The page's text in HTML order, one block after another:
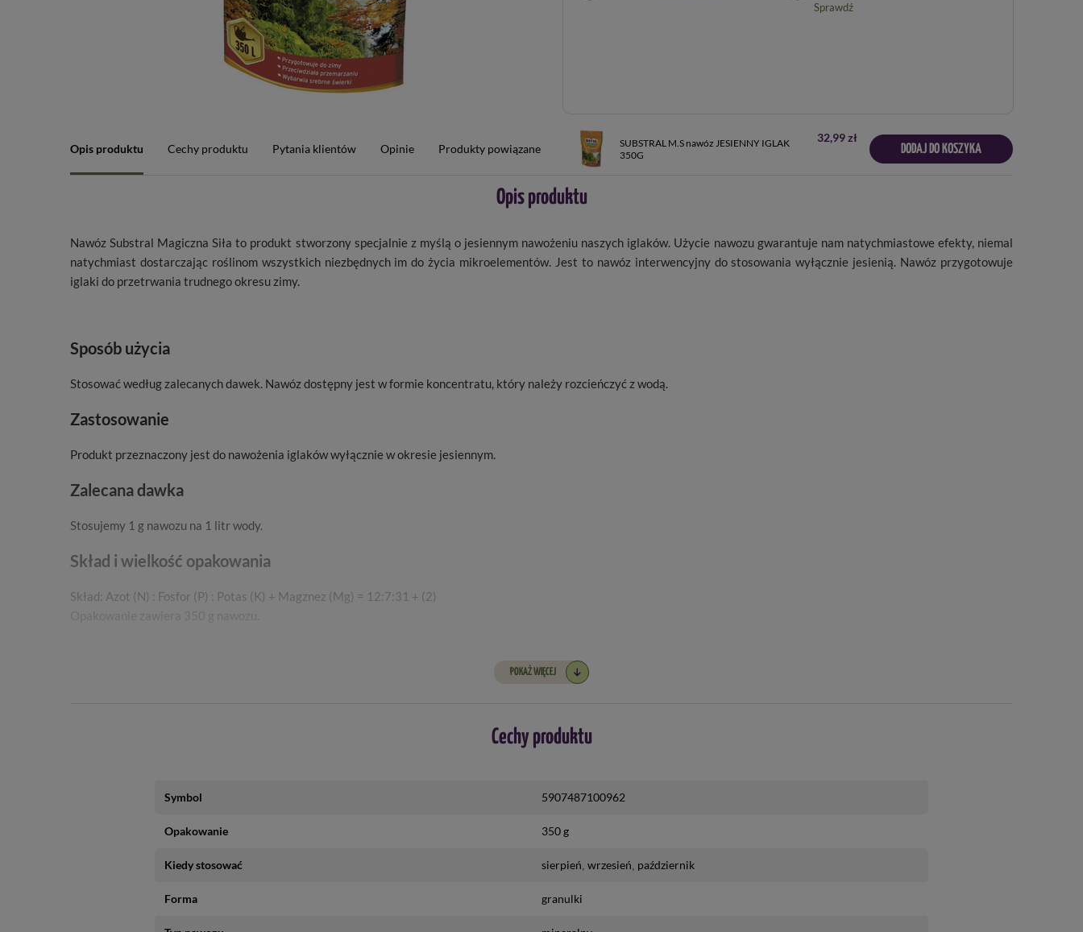
Sprawdź
Opis produktu Cechy produktu Pytania klientów Opinie Produkty powiązane
SUBSTRAL M.S nawóz JESIENNY IGLAK
350G
32,99 zł
DODAJ DO KOSZYKA
Opis produktu
Nawóz Substral Magiczna Siła to produkt stworzony specjalnie z myślą o jesiennym nawożeniu naszych iglaków. Użycie nawozu gwarantuje nam natychmiastowe efekty, niemal
natychmiast dostarczając roślinom wszystkich niezbędnych im do życia mikroelementów. Jest to nawóz interwencyjny do stosowania wyłącznie jesienią. Nawóz przygotowuje
iglaki do przetrwania trudnego okresu zimy.
Sposób użycia
Stosować według zalecanych dawek. Nawóz dostępny jest w formie koncentratu, który należy rozcieńczyć z wodą.
Zastosowanie
Produkt przeznaczony jest do nawożenia iglaków wyłącznie w okresie jesiennym.
Zalecana dawka
Stosujemy 1 g nawozu na 1 litr wody.
Skład i wielkość opakowania
Skład: Azot (N) : Fosfor (P) : Potas (K) + Magznez (Mg) = 12:7:31 + (2)
POKAŻ WIĘCEJ
Cechy produktu
Symbol 5907487100962
Opakowanie 350 g
Kiedy stosować sierpień wrzesień październik
Forma granulki